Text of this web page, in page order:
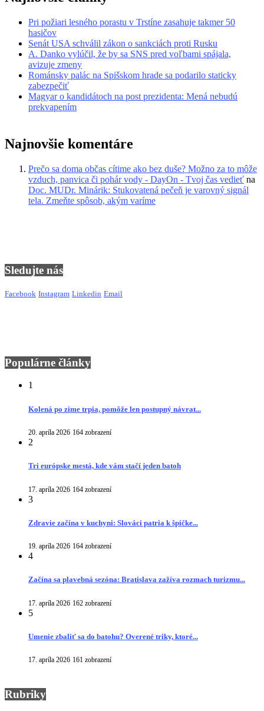
Pri požiari lesného porastu v Trstíne zasahuje takmer 50
hasičov
Senát USA schválil zákon o sankciách proti Rusku
A. Danko vylúčil, že by sa SNS pred voľbami spájala,
avizuje zmeny
Románsky palác na Spišskom hrade sa podarilo staticky
zabezpečiť
Magyar o kandidátoch na post prezidenta: Mená nebudú
prekvapením
Najnovšie komentáre
Prečo sa doma občas cítime ako bez duše? Možno za to môže
vzduch, panvica či pohár vody - DayOn - Tvoj čas vedieť na
Doc. MUDr. Minárik: Stukovatená pečeň je varovný signál
tela. Zmeňte spôsob, akým varíme
Sledujte nás
Facebook Instagram Linkedin Email
Populárne články
1
Kolená po zime trpia, pomôže len postupný návrat...
20. apríla 2026 164 zobrazení
2
Tri európske mestá, kde vám stačí jeden batoh
17. apríla 2026 164 zobrazení
3
Zdravie začína v kuchyni: Slováci patria k špičke...
19. apríla 2026 164 zobrazení
4
Začína sa plavebná sezóna: Bratislava zažíva rozmach turizmu...
17. apríla 2026 162 zobrazení
5
Umenie zbaliť sa do batohu? Overené triky, ktoré...
17. apríla 2026 161 zobrazení
Rubriky